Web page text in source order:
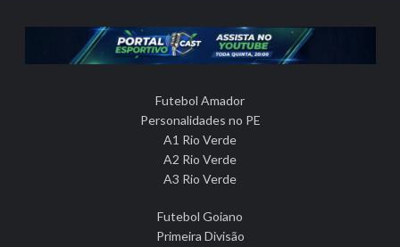
Futebol Amador
Personalidades no PE
A1 Rio Verde
A2 Rio Verde
A3 Rio Verde
Futebol Goiano
Primeira Divisão